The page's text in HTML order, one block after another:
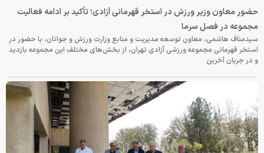
حضور معاون وزیر ورزش در استخر قهرمانی آزادی؛ تأکید بر ادامه فعالیت
مجموعه در فصل سرما
سیدمناف هاشمی، معاون توسعه مدیریت و منابع وزارت ورزش و جوانان، با حضور در
استخر قهرمانی مجموعه ورزشی آزادی تهران، از بخش‌های مختلف این مجموعه بازدید
و در جریان آخرین